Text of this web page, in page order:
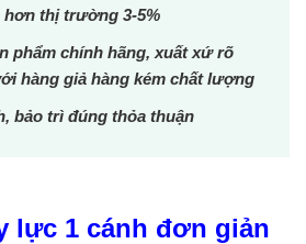
hơn thị trường 3-5%
phẩm chính hãng, xuất xứ rõ
hàng giả hàng kém chất lượng
bảo trì đúng thỏa thuận
lực 1 cánh đơn giản